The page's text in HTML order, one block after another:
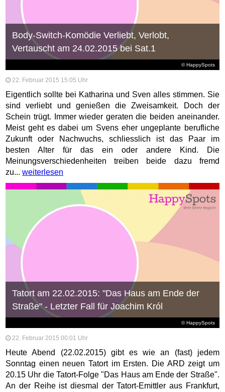
© HappySpots
Body-Switch-Komödie Verliebt, Verlobt,
Vertauscht am 24.02.2015 bei Sat.1
22. Februar 2015 15:05 Uhr
Eigentlich sollte bei Katharina und Sven alles stimmen. Sie
sind verliebt und genießen die Zweisamkeit. Doch der
Schein trügt. Immer wieder geraten die beiden aneinander.
Meist geht es dabei um Svens eher ungeplante berufliche
Zukunft oder Nachwuchs, schliesslich ist das Paar im
besten Alter für das ein oder andere Kind. Die
Meinungsverschiedenheiten treiben beide dazu fremd
zu...weiterlesen
© HappySpots
Tatort am 22.02.2015: "Das Haus am Ende der
Straße" - Letzter Fall für Joachim Król
22. Februar 2015 00:01 Uhr
Heute Abend (22.02.2015) gibt es wie an (fast) jedem
Sonntag einen neuen Tatort im Ersten. Die ARD zeigt um
20.15 Uhr die Tatort-Folge "Das Haus am Ende der Straße".
An der Reihe ist diesmal der Tatort-Emittler aus Frankfurt,